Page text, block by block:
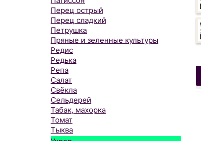
Перец острый
Перец сладкий
Петрушка
Пряные и зеленные культуры
Редис
Редька
Репа
Салат
Свёкла
Сельдерей
Табак, махорка
Томат
Тыква